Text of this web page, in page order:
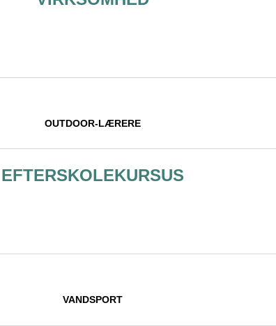
OUTDOOR-LÆRERE
EFTERSKOLEKURSUS
VANDSPORT